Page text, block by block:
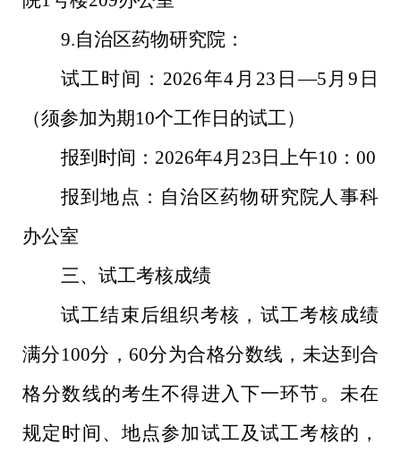
9.自治区药物研究院：
试工时间： 2026年4 月 23 日—5 月9 日
（须参加为期10个工作日的试工）
报到时间： 2026年4月 23 日上午10 ： 00
报到地点：自治区药物研究院人事科
办公室
三、试工考核成绩
试工结束后组织考核，试工考核成绩
满分100分， 60分为合格分数线，未达到合
格分数线的考生不得进入下一环节。未在
规定时间、地点参加试工及试工考核的，